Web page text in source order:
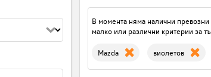
В момента няма налични
малко или различни критерии за
Mazda виолетов